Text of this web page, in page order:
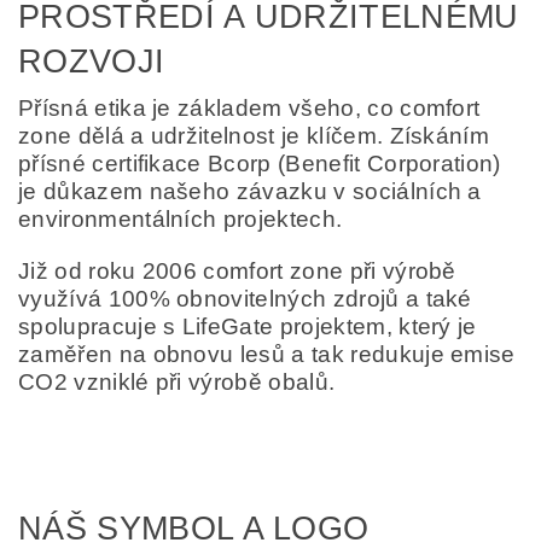
PROSTŘEDÍ A UDRŽITELNÉMU
ROZVOJI
Přísná etika je základem všeho, co comfort
zone dělá a udržitelnost je klíčem. Získáním
přísné certifikace Bcorp (Benefit Corporation)
je důkazem našeho závazku v sociálních a
environmentálních projektech.
Již od roku 2006 comfort zone při výrobě
využívá 100% obnovitelných zdrojů a také
spolupracuje s LifeGate projektem, který je
zaměřen na obnovu lesů a tak redukuje emise
CO2 vzniklé při výrobě obalů.
NÁŠ SYMBOL A LOGO